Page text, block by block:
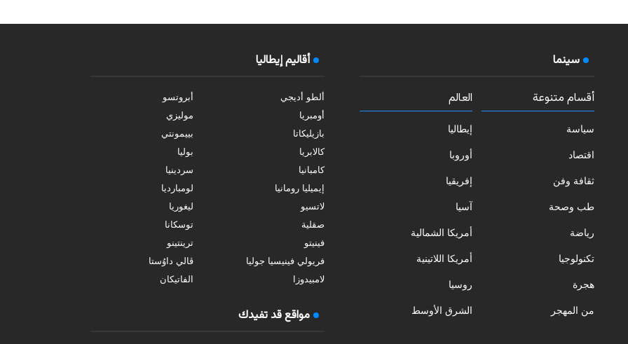
سينما
أقسام متنوعة
سياسة
اقتصاد
ثقافة وفن
طب وصحة
رياضة
تكنولوجيا
هجرة
من المهجر
العالم
إيطاليا
أوروبا
إفريقيا
آسيا
أمريكا الشمالية
أمريكا اللاتينية
روسيا
الشرق الأوسط
أقاليم إيطاليا
ألطو أديجي
أبروتسو
أومبريا
موليزي
بازيليكاتا
بييمونتي
كالابريا
بوليا
كامبانيا
سردينيا
إيميليا رومانيا
لومبارديا
لاتسيو
ليغوريا
صقلية
توسكانا
فينيتو
ترينتينو
فريولي فينيسيا جوليا
ڤالي داوُستا
لامبيدوزا
الفاتيكان
مواقع قد تفيدك